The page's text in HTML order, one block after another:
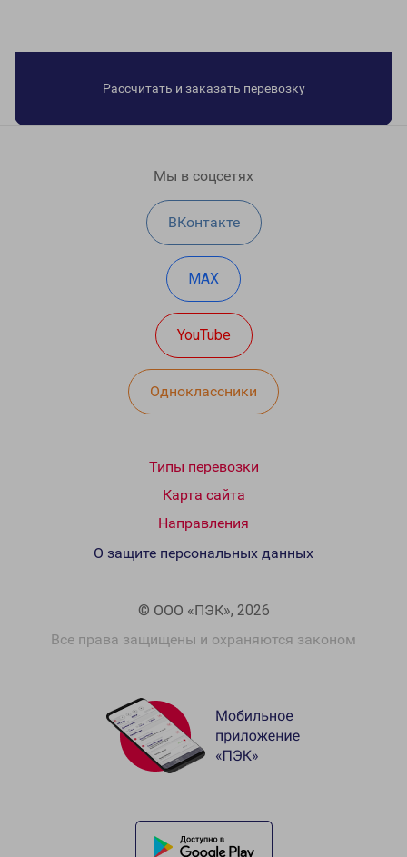
Рассчитать и заказать перевозку
Мы в соцсетях
ВКонтакте
MAX
YouTube
Одноклассники
Типы перевозки
Карта сайта
Направления
© ООО «ПЭК», 2026
Все права защищены и охраняются законом
О защите персональных данных